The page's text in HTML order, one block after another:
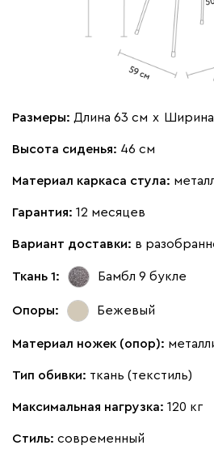
Размеры: Длина 63 см х
Высота сиденья: 46 см
Материал каркаса стула:
Гарантия: 12 месяцев
Вариант доставки: в
Ткань 1: Бамбл 9 букле
Опоры: Бежевый
Материал ножек (опор):
Тип обивки: ткань (текстиль)
Максимальная нагрузка: 120 кг
Стиль: современный